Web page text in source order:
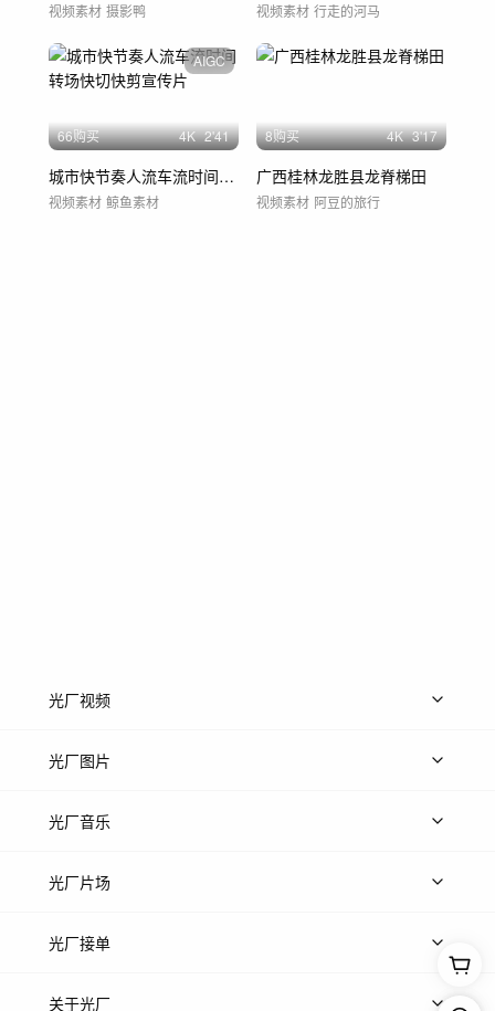
视频素材 摄影鸭 视频素材 行走的河马
AIGC
66购买 4K 2'41
城市快节奏人流车流时间转场快切快剪宣传片
视频素材 鲸鱼素材
8购买 4K 3'17
广西桂林龙胜县龙脊梯田
视频素材 阿豆的旅行
光厂视频
上传视频
光厂图片
上传图片
光厂音乐
热门音乐
光厂片场
上传案例
光厂接单
上架服务
关于光厂